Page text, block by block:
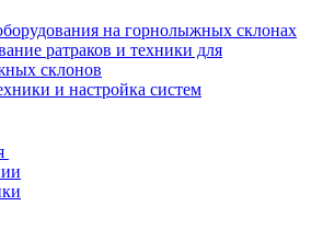
на горнолыжных склонах
ратраков и техники для
склонов
и настройка систем